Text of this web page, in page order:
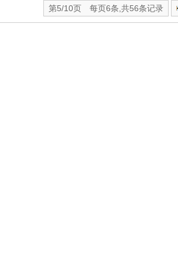
第5/10页 每页6条,共56条记录